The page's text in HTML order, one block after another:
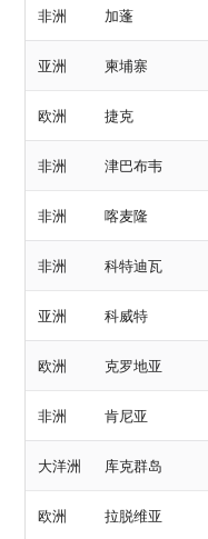
非洲 加蓬
亚洲 柬埔寨
欧洲 捷克
非洲 津巴布韦
非洲 喀麦隆
非洲 科特迪瓦
亚洲 科威特
欧洲 克罗地亚
非洲 肯尼亚
大洋洲 库克群岛
欧洲 拉脱维亚